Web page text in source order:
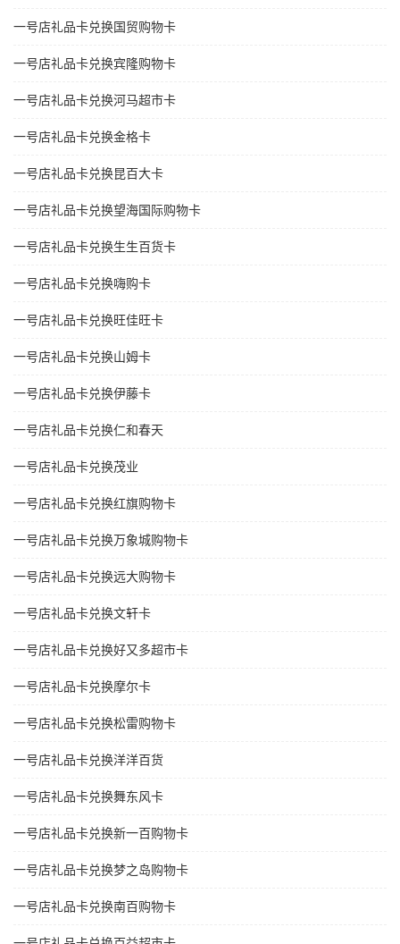
一号店礼品卡兑换国贸购物卡
一号店礼品卡兑换宾隆购物卡
一号店礼品卡兑换河马超市卡
一号店礼品卡兑换金格卡
一号店礼品卡兑换昆百大卡
一号店礼品卡兑换望海国际购物卡
一号店礼品卡兑换生生百货卡
一号店礼品卡兑换嗨购卡
一号店礼品卡兑换旺佳旺卡
一号店礼品卡兑换山姆卡
一号店礼品卡兑换伊藤卡
一号店礼品卡兑换仁和春天
一号店礼品卡兑换茂业
一号店礼品卡兑换红旗购物卡
一号店礼品卡兑换万象城购物卡
一号店礼品卡兑换远大购物卡
一号店礼品卡兑换文轩卡
一号店礼品卡兑换好又多超市卡
一号店礼品卡兑换摩尔卡
一号店礼品卡兑换松雷购物卡
一号店礼品卡兑换洋洋百货
一号店礼品卡兑换舞东风卡
一号店礼品卡兑换新一百购物卡
一号店礼品卡兑换梦之岛购物卡
一号店礼品卡兑换南百购物卡